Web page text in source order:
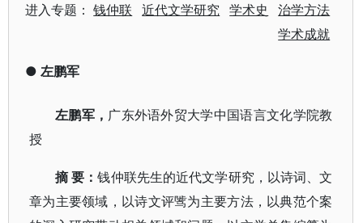
进入专题：钱仲联 近代文学研究 学术史
治学方法
学术成就
● 左鹏军
左鹏军， 广东外语外贸大学中国语言文化学院教
授
摘 要：钱仲联先生的近代文学研究，以诗词、文
章为主要领域，以诗文评骘为主要方法，以典范个案